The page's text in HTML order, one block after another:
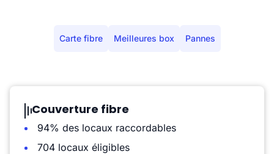
Carte fibre Meilleures box Pannes
Couverture fibre
94% des locaux raccordables
704 locaux éligibles